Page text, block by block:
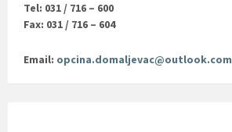
Tel: 031 / 716 – 600
Fax: 031 / 716 – 604
Email: opcina.domaljevac@outlook.com